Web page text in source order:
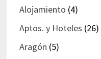
Alojamiento (4)
Aptos. y Hoteles (26)
Aragón (5)